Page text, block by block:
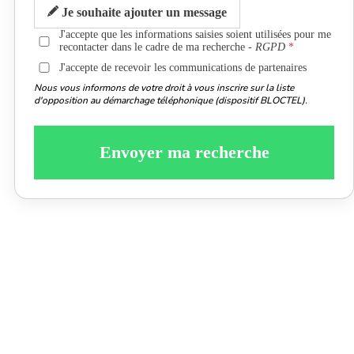
Je souhaite ajouter un message
J'accepte que les informations saisies soient utilisées pour me
recontacter dans le cadre de ma recherche -RGPD
J'accepte de recevoir les communications de partenaires
Nous vous informons de votre droit à vous inscrire sur la liste
d'opposition au démarchage téléphonique (dispositif BLOCTEL).
Envoyer ma recherche